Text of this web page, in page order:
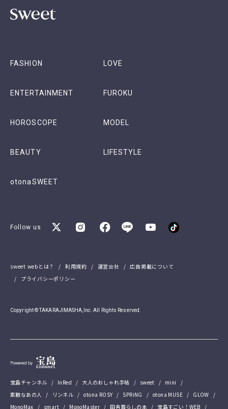
FASHION LOVE
ENTERTAINMENT FUROKU
HOROSCOPE MODEL
BEAUTY LIFESTYLE
otonaSWEET
Follow us
sweet webとは？ 利用規約 運営会社
広告掲載について
プライバシーポリシー
Copyright © TAKARAJIMASHA,Inc. All Rights Reserved.
宝島チャンネル InRed 大人のおしゃれ手帖 sweet
mini
素敵なあの人
リンネル otona ROSY SPRiNG otona MUSE
GLOW
MonoMax
smart MonoMaster 田舎暮らしの本 宝島すごい！WEB